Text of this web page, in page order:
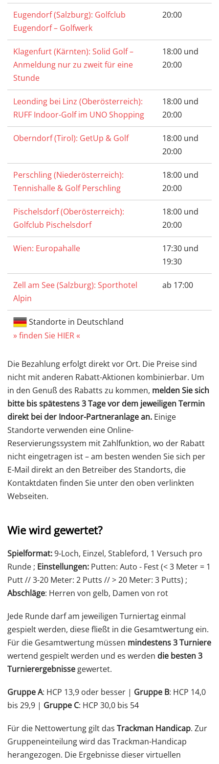
Eugendorf (Salzburg): Golfclub
Eugendorf – Golfwerk
20:00
Klagenfurt (Kärnten): Solid Golf –
Anmeldung nur zu zweit für eine
Stunde
18:00 und
20:00
Leonding bei Linz (Oberösterreich):
RUFF Indoor-Golf im UNO Shopping
18:00 und
20:00
Oberndorf (Tirol): GetUp & Golf
18:00 und
20:00
Perschling (Niederösterreich):
Tennishalle & Golf Perschling
18:00 und
20:00
Pischelsdorf (Oberösterreich):
Golfclub Pischelsdorf
18:00 und
20:00
Wien: Europahalle
17:30 und
19:30
Zell am See (Salzburg): Sporthotel
Alpin
ab 17:00
Standorte in Deutschland
» finden Sie HIER «
Die Bezahlung erfolgt direkt vor Ort. Die Preise sind
nicht mit anderen Rabatt-Aktionen kombinierbar. Um
in den Genuß des Rabatts zu kommen, melden Sie sich
bitte bis spätestens 3 Tage vor dem jeweiligen Termin
direkt bei der Indoor-Partneranlage an. Einige
Standorte verwenden eine Online-
Reservierungssystem mit Zahlfunktion, wo der Rabatt
nicht eingetragen ist – am besten wenden Sie sich per
E-Mail direkt an den Betreiber des Standorts, die
Kontaktdaten finden Sie unter den oben verlinkten
Webseiten.
Wie wird gewertet?
Spielformat:9-Loch, Einzel, Stableford, 1 Versuch pro
Runde ; Einstellungen: Putten: Auto - Fest (< 3 Meter = 1
Putt // 3-20 Meter: 2 Putts // > 20 Meter: 3 Putts) ;
Abschläge: Herren von gelb, Damen von rot
Jede Runde darf am jeweiligen Turniertag einmal
gespielt werden, diese fließt in die Gesamtwertung ein.
Für die Gesamtwertung müssen mindestens 3 Turniere
wertend gespielt werden und es werden die besten 3
Turnierergebnisse gewertet.
Gruppe A: HCP 13,9 oder besser | Gruppe B: HCP 14,0
bis 29,9 | Gruppe C: HCP 30,0 bis 54
Für die Nettowertung gilt das Trackman Handicap. Zur
Gruppeneinteilung wird das Trackman-Handicap
herangezogen. Die Ergebnisse dieser virtuellen